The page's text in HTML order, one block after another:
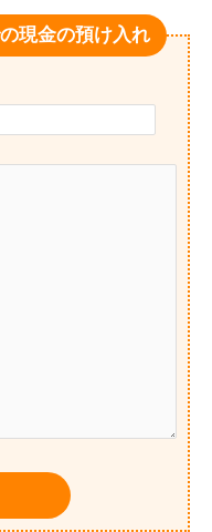
現金の預け入れ